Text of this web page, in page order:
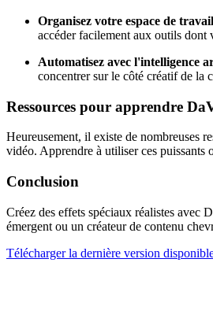
Organisez votre espace de travail
accéder facilement aux outils dont
Automatisez avec l'intelligence
concentrer sur le côté créatif de la
Ressources pour apprendre
Heureusement, il existe de nombreuses
vidéo. Apprendre à utiliser ces puissants
Conclusion
Créez des effets spéciaux réalistes avec
émergent ou un créateur de contenu
Télécharger la dernière version